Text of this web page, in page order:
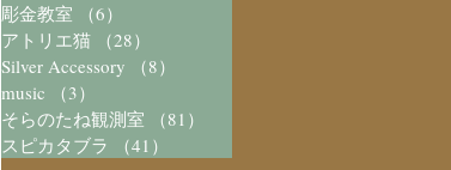
彫金教室
（6）
アトリエ猫
（28）
Silver Accessory
（8）
music
（3）
そらのたね観測室
（81）
スピカタブラ
（41）